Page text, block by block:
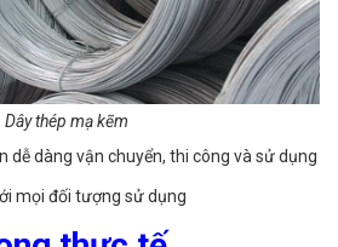
Dây thép mạ kẽm
dễ dàng vận chuyển, thi công và sử dụng
mọi đối tượng sử dụng